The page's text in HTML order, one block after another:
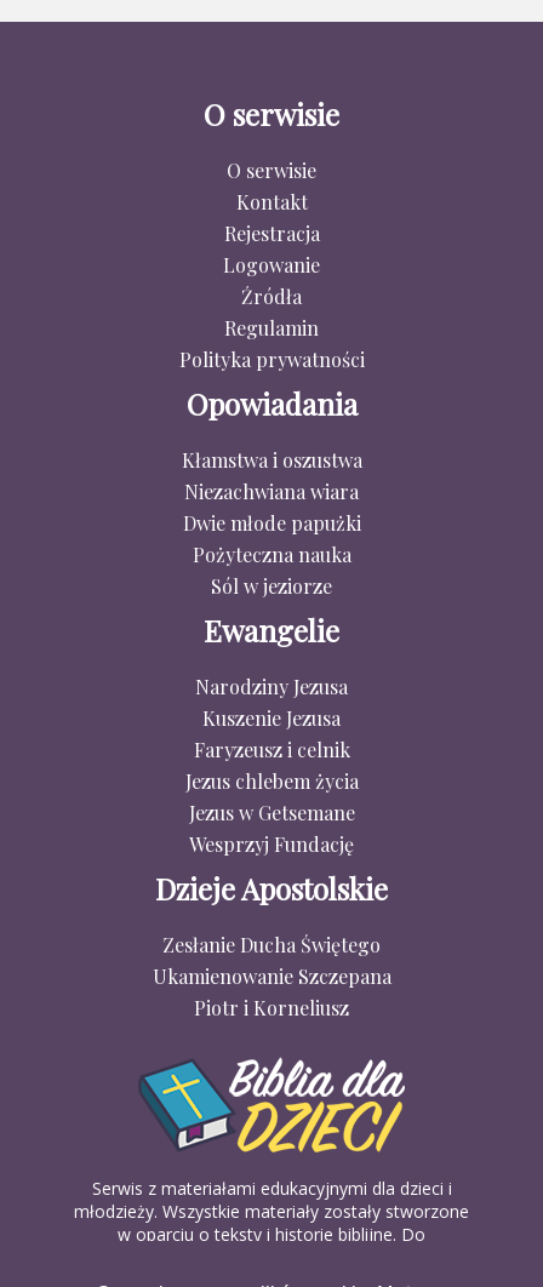
O serwisie
O serwisie
Kontakt
Rejestracja
Logowanie
Źródła
Regulamin
Polityka prywatności
Opowiadania
Kłamstwa i oszustwa
Niezachwiana wiara
Dwie młode papużki
Pożyteczna nauka
Sól w jeziorze
Ewangelie
Narodziny Jezusa
Kuszenie Jezusa
Faryzeusz i celnik
Jezus chlebem życia
Jezus w Getsemane
Wesprzyj Fundację
Dzieje Apostolskie
Zesłanie Ducha Świętego
Ukamienowanie Szczepana
Piotr i Korneliusz
Serwis z materiałami edukacyjnymi dla dzieci i
młodzieży. Wszystkie materiały zostały stworzone
w oparciu o teksty i historie biblijne. Do
biblijnych. Można je pobierać, drukować i